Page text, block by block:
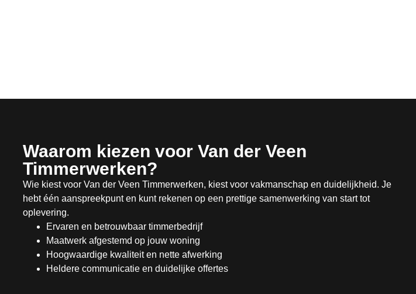
Waarom kiezen voor Van der Veen
Timmerwerken?
Wie kiest voor Van der Veen Timmerwerken, kiest voor vakmanschap en duidelijkheid. Je
hebt één aanspreekpunt en kunt rekenen op een prettige samenwerking van start tot
oplevering.
Ervaren en betrouwbaar timmerbedrijf
Maatwerk afgestemd op jouw woning
Hoogwaardige kwaliteit en nette afwerking
Heldere communicatie en duidelijke offertes